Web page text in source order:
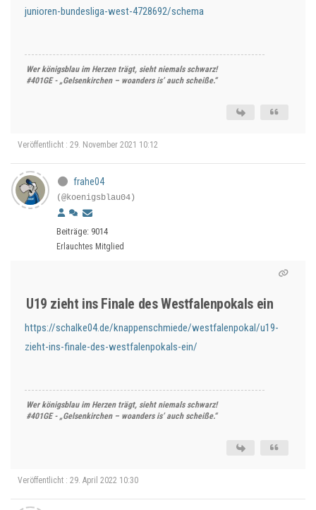
junioren-bundesliga-west-4728692/schema
Wer königsblau im Herzen trägt, sieht niemals schwarz!
#401GE - „Gelsenkirchen – woanders is’ auch scheiße.“
Veröffentlicht : 29. November 2021 10:12
frahe04
(@koenigsblau04)
Beiträge: 9014
Erlauchtes Mitglied
U19 zieht ins Finale des Westfalenpokals ein
https://schalke04.de/knappenschmiede/westfalenpokal/u19-
zieht-ins-finale-des-westfalenpokals-ein/
Wer königsblau im Herzen trägt, sieht niemals schwarz!
#401GE - „Gelsenkirchen – woanders is’ auch scheiße.“
Veröffentlicht : 29. April 2022 10:30